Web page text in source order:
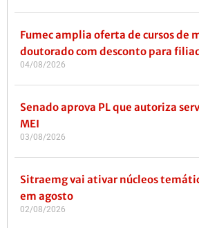
Fumec amplia oferta de cursos de
doutorado com desconto para
04/08/2026
Senado aprova PL que autoriza
MEI
03/08/2026
Sitraemg vai ativar núcleos
em agosto
02/08/2026